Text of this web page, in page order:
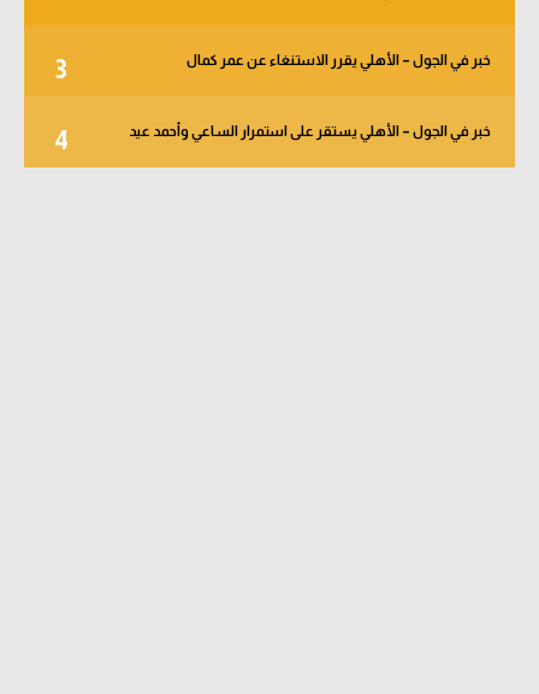
3 خبر في الجول – الأهلي يقرر الاستنغاء عن عمر كمال
4 خبر في الجول – الأهلي يستقر على استمرار الساعي وأحمد عيد